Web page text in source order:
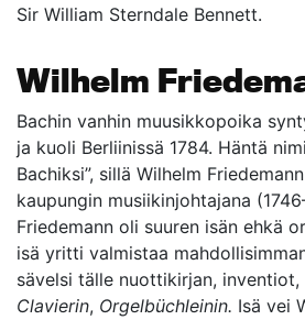
Sir William Sterndale Bennett.
Wilhelm
Bachin vanhin muusikkopoika
ja kuoli Berliinissä 1784. Häntä
Bachiksi”, sillä Wilhelm
kaupungin musiikinjohtajana
Friedemann oli suuren isän ehkä
isä yritti valmistaa
sävelsi tälle nuottikirjan, inventiot,
Clavierin, Orgelbüchleinin. Isä vei